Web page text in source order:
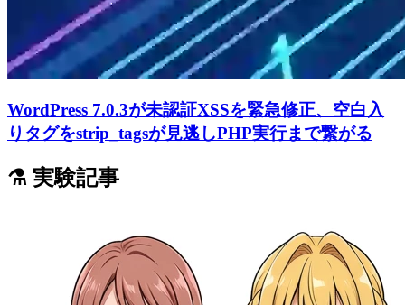
WordPress 7.0.3が未認証XSSを緊急修正、空白入
りタグをstrip_tagsが見逃しPHP実行まで繋がる
⚗️ 実験記事